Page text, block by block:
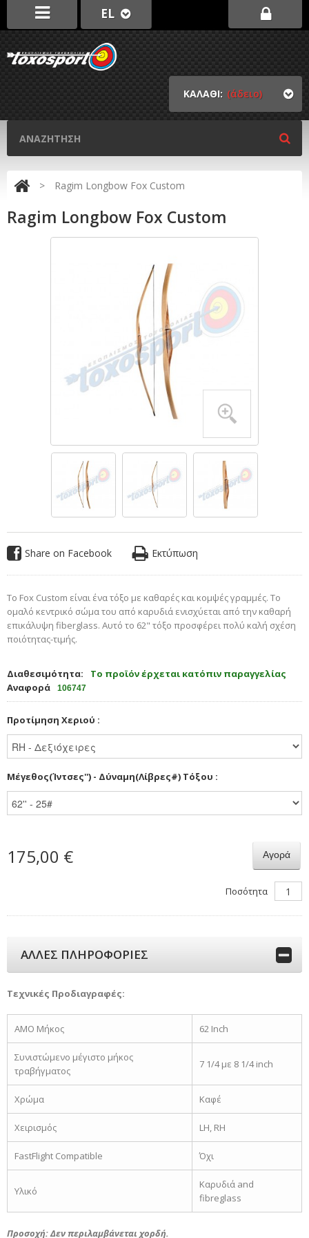
EL
ΚΑΛΑΘΙ: (άδειο)
> Ragim Longbow Fox Custom
Ragim Longbow Fox Custom
Share on Facebook Εκτύπωση
Το Fox Custom είναι ένα τόξο με καθαρές και κομψές γραμμές. Το
ομαλό κεντρικό σώμα του από καρυδιά ενισχύεται από την καθαρή
επικάλυψη fiberglass. Αυτό το 62" τόξο προσφέρει πολύ καλή σχέση
ποιότητας-τιμής.
Διαθεσιμότητα:
Το προϊόν έρχεται κατόπιν παραγγελίας
Αναφορά
106747
Προτίμηση Χεριού :
Μέγεθος(Ίντσες'') - Δύναμη(Λίβρες#) Τόξου :
175,00 € Αγορά
Ποσότητα
ΑΛΛΕΣ ΠΛΗΡΟΦΟΡΙΕΣ
Τεχνικές Προδιαγραφές:
AMO Μήκος 62 Inch
Συνιστώμενο μέγιστο μήκος
τραβήγματος
7 1/4 με 8 1/4 inch
Χρώμα Καφέ
Χειρισμός LH, RH
FastFlight Compatible Όχι
Υλικό
Καρυδιά and
fibreglass
Προσοχή: Δεν περιλαμβάνεται χορδή.